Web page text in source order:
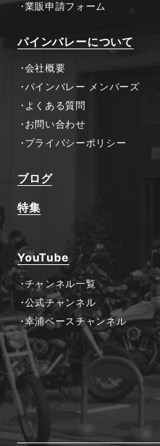
業販申請フォーム
パインバレーについて
会社概要
パインバレー メンバーズ
よくある質問
お問い合わせ
プライバシーポリシー
ブログ
特集
YouTube
チャンネル一覧
公式チャンネル
幸浦ベースチャンネル